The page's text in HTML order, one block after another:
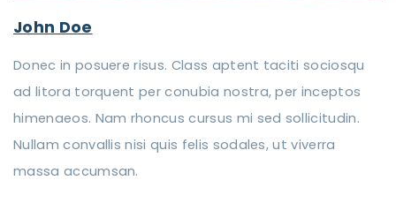
John Doe
Donec in posuere risus. Class aptent taciti sociosqu
ad litora torquent per conubia nostra, per inceptos
himenaeos. Nam rhoncus cursus mi sed sollicitudin.
Nullam convallis nisi quis felis sodales, ut viverra
massa accumsan.